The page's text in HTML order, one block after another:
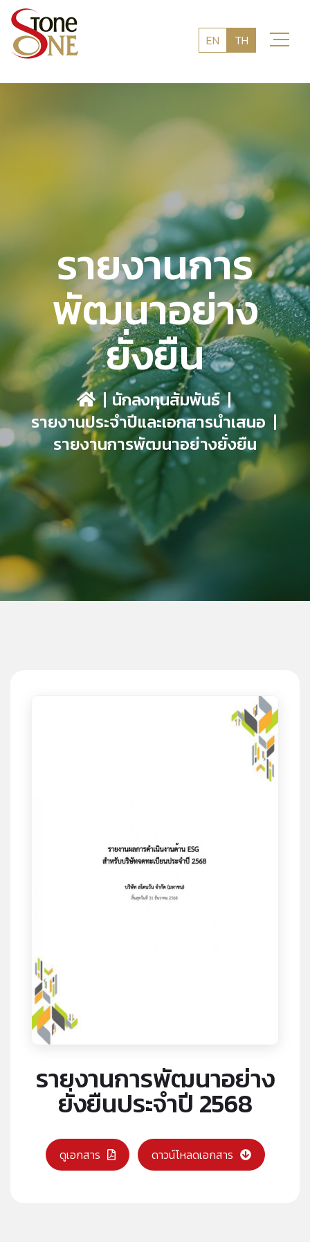
EN TH
รายงานการ
พัฒนาอย่าง
ยั่งยืน
นักลงทุนสัมพันธ์
รายงานประจำปีและเอกสารนำเสนอ
รายงานการพัฒนาอย่างยั่งยืน
รายงานการพัฒนาอย่าง
ยั่งยืนประจำปี 2568
ดูเอกสาร ดาวน์โหลดเอกสาร